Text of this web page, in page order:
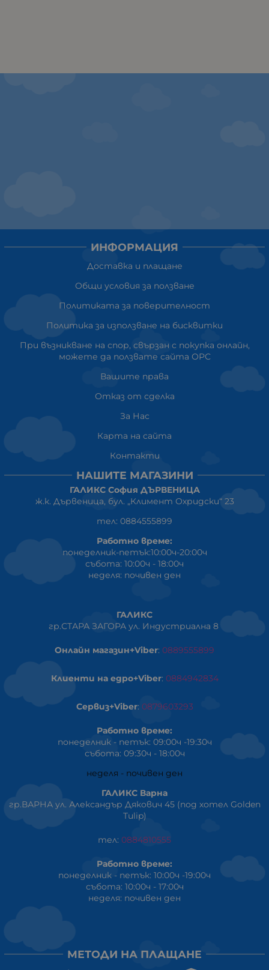
ИНФОРМАЦИЯ
Доставка и плащане
Общи условия за ползване
Политиката за поверителност
Политика за използване на бисквитки
При възникване на спор, свързан с покупка онлайн,
можете да ползвате сайта ОРС
Вашите права
Отказ от сделка
За Нас
Карта на сайта
Контакти
НАШИТЕ МАГАЗИНИ
ГАЛИКС София ДЪРВЕНИЦА
ж.к. Дървеница, бул. „Климент Охридски“ 23
тел: 0884555899
Работно време:
понеделник-петък:10:00ч-20:00ч
събота: 10:00ч - 18:00ч
неделя: почивен ден
ГАЛИКС
гр.СТАРА ЗАГОРА ул. Индустриална 8
Онлайн магазин+Viber: 0889555899
Клиенти на едро+Viber: 0884942834
Сервиз+Viber: 0879603293
Работно време:
понеделник - петък: 09:00ч -19:30ч
събота: 09:30ч - 18:00ч
неделя - почивен ден
ГАЛИКС Варна
гр.ВАРНА ул. Александър Дякович 45 (под хотел Golden
Tulip)
тел: 0884810555
Работно време:
понеделник - петък: 10:00ч -19:00ч
събота: 10:00ч - 17:00ч
неделя: почивен ден
МЕТОДИ НА ПЛАЩАНЕ